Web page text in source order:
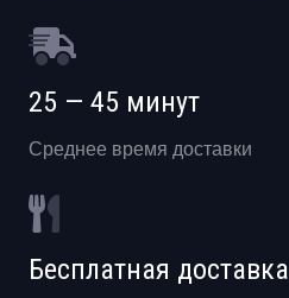
25 — 45 минут
Среднее время доставки
Бесплатная доставка